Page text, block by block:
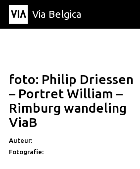
Via Belgica
Artikel
Educatie
Recept
Vrienden
Over Via Belgica
Over Via Belgica
Onderzoek
Educatie
Vrienden
De gids
Organisatie
foto: Philip Driessen
– Portret William –
Rimburg wandeling
ViaB
Auteur:
Fotografie: